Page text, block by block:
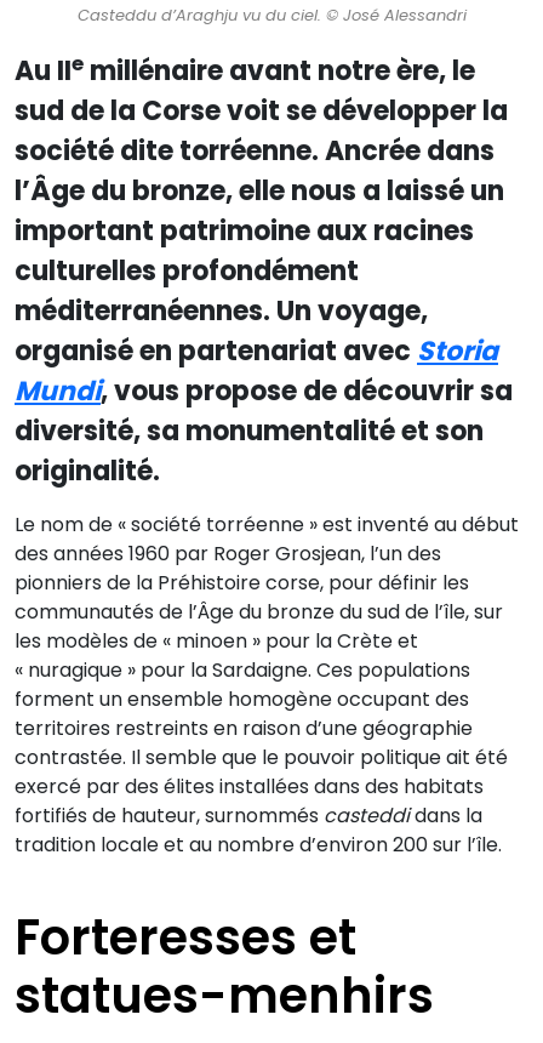
Casteddu d’Araghju vu du ciel. © José Alessandri
Au IIe millénaire avant notre ère, le
sud de la Corse voit se développer la
société dite torréenne. Ancrée dans
l’Âge du bronze, elle nous a laissé un
important patrimoine aux racines
culturelles profondément
méditerranéennes. Un voyage,
organisé en partenariat avec Storia
Mundi, vous propose de découvrir sa
diversité, sa monumentalité et son
originalité.
Le nom de « société torréenne » est inventé au début
des années 1960 par Roger Grosjean, l’un des
pionniers de la Préhistoire corse, pour définir les
communautés de l’Âge du bronze du sud de l’île, sur
les modèles de « minoen » pour la Crète et
« nuragique » pour la Sardaigne. Ces populations
forment un ensemble homogène occupant des
territoires restreints en raison d’une géographie
contrastée. Il semble que le pouvoir politique ait été
exercé par des élites installées dans des habitats
fortifiés de hauteur, surnommés casteddidans la
tradition locale et au nombre d’environ 200 sur l’île.
Forteresses et
statues-menhirs